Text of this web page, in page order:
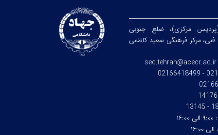
مرکزی)، ضلع جنوبی
فنی، مرکز فرهنگی سعید کاظمی
sec.tehran@acecr.ac.ir
186
۹:۰۰ الی ۱۶:۰۰